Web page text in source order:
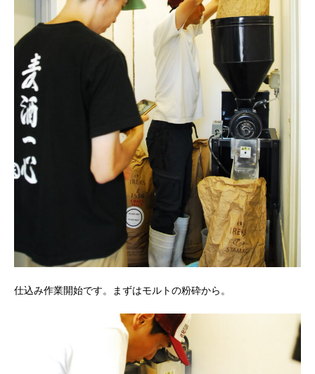
仕込み作業開始です。まずはモルトの粉砕から。